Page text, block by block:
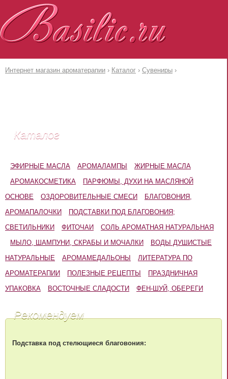
Интернет магазин ароматерапии › Каталог › Сувениры ›
Каталог
ЭФИРНЫЕ МАСЛА АРОМАЛАМПЫ
ЖИРНЫЕ МАСЛА
АРОМАКОСМЕТИКА
ПАРФЮМЫ, ДУХИ НА МАСЛЯНОЙ
ОСНОВЕ
ОЗДОРОВИТЕЛЬНЫЕ СМЕСИ
БЛАГОВОНИЯ,
АРОМАПАЛОЧКИ
ПОДСТАВКИ ПОД БЛАГОВОНИЯ;
СВЕТИЛЬНИКИ
ФИТОЧАИ
СОЛЬ АРОМАТНАЯ НАТУРАЛЬНАЯ
МЫЛО, ШАМПУНИ, СКРАБЫ И МОЧАЛКИ
ВОДЫ ДУШИСТЫЕ
НАТУРАЛЬНЫЕ
АРОМАМЕДАЛЬОНЫ
ЛИТЕРАТУРА ПО
АРОМАТЕРАПИИ
ПОЛЕЗНЫЕ РЕЦЕПТЫ
ПРАЗДНИЧНАЯ
УПАКОВКА
ВОСТОЧНЫЕ СЛАДОСТИ ФЕН-ШУЙ, ОБЕРЕГИ
Рекомендуем
Подставка под стелющиеся благовония: